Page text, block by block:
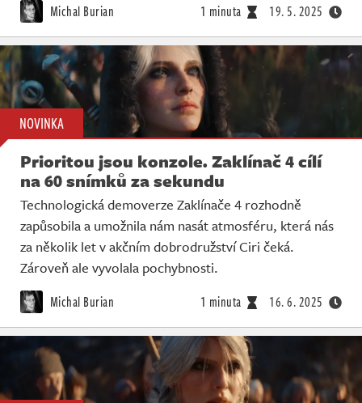
Michal Burian 1 minuta 19. 5. 2025
NOVINKA
Prioritou jsou konzole. Zaklínač 4 cílí
na 60 snímků za sekundu
Technologická demoverze Zaklínače 4 rozhodně
zapůsobila a umožnila nám nasát atmosféru, která nás
za několik let v akčním dobrodružství Ciri čeká.
Zároveň ale vyvolala pochybnosti.
Michal Burian 1 minuta 16. 6. 2025